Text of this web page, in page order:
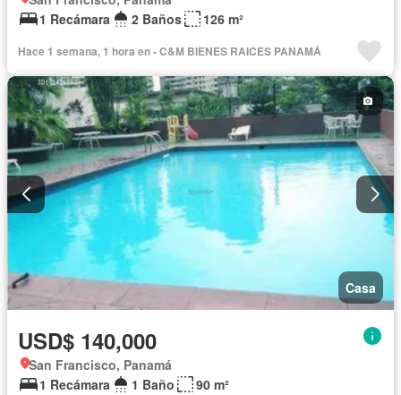
1 Recámara
2 Baños 126 m²
Hace 1 semana, 1 hora en - C&M BIENES RAICES PANAMÁ
Casa
USD$ 140,000
San Francisco, Panamá
1 Recámara
1 Baño 90 m²